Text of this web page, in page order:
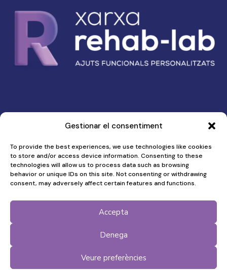
Gestionar el consentiment
To provide the best experiences, we use technologies like cookies
to store and/or access device information. Consenting to these
technologies will allow us to process data such as browsing
behavior or unique IDs on this site. Not consenting or withdrawing
consent, may adversely affect certain features and functions.
Accepta
Denega
Veure preferències
Menú
Qui som
Per què
Com ho fem
Notícies Rehab-lab
Recull de Premsa